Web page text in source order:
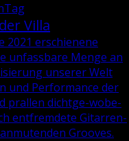
Villa
2021 er­schie­ne­ne
un­fass­ba­re Menge an
un­se­rer Welt
und Per­for­mance der
pral­len dicht­ge­-wo­be­
ent­frem­de­te Gi­tar­ren­
Groo­ves.